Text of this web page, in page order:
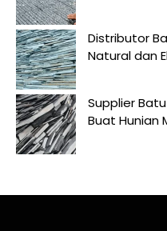
Distributor
Natural dan
Supplier
Buat Hunian